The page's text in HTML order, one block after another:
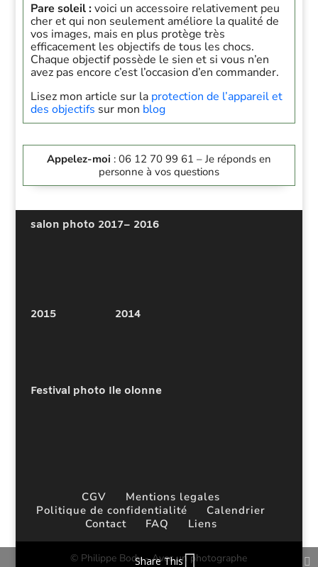
Pare soleil :voici un accessoire relativement peu
cher et qui non seulement améliore la qualité de
vos images, mais en plus protège très
efficacement les objectifs de tous les chocs.
Chaque objectif possède le sien et si vous n’en
avez pas encore c’est l’occasion d’en commander.
Lisez mon article sur la protection de l’appareil et
des objectifs sur mon blog
Appelez-moi : 06 12 70 99 61 – Je réponds en
personne à vos questions
salon photo 2017– 2016
2015 2014
Festival photo Ile olonne
CGV
Mentions legales
Politique de confidentialité
Calendrier
Contact
FAQ Liens
© Philippe Body - Avec un photographe
Share This